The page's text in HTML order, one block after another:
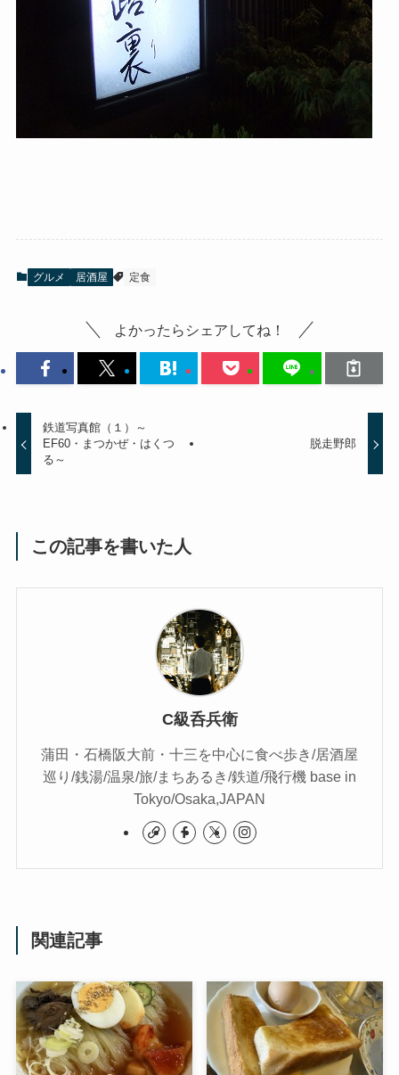
グルメ 居酒屋 定食
よかったらシェアしてね！
鉄道写真館（１）～
EF60・まつかぜ・はくつ
る～
脱走野郎
この記事を書いた人
C級呑兵衛
蒲田・石橋阪大前・十三を中心に食べ歩き/居酒屋
巡り/銭湯/温泉/旅/まちあるき/鉄道/飛行機 base in
Tokyo/Osaka,JAPAN
関連記事